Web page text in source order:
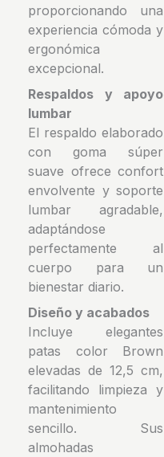
proporcionando una
experiencia cómoda y
ergonómica
excepcional.
Respaldos y apoyo
lumbar
El respaldo elaborado
con goma súper
suave ofrece confort
envolvente y soporte
lumbar agradable,
adaptándose
perfectamente al
cuerpo para un
bienestar diario.
Diseño y acabados
Incluye elegantes
patas color Brown
elevadas de 12,5 cm,
facilitando limpieza y
mantenimiento
sencillo. Sus
almohadas